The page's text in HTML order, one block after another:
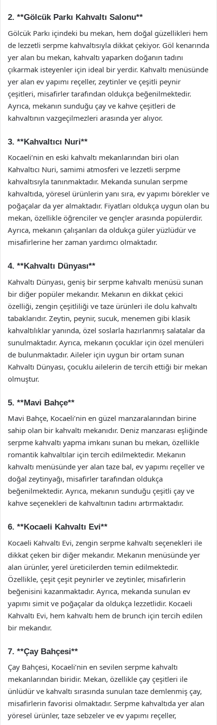
2. **Gölcük Parkı Kahvaltı Salonu**
Gölcük Parkı içindeki bu mekan, hem doğal güzellikleri hem
de lezzetli serpme kahvaltısıyla dikkat çekiyor. Göl kenarında
yer alan bu mekan, kahvaltı yaparken doğanın tadını
çıkarmak isteyenler için ideal bir yerdir. Kahvaltı menüsünde
yer alan ev yapımı reçeller, zeytinler ve çeşitli peynir
çeşitleri, misafirler tarafından oldukça beğenilmektedir.
Ayrıca, mekanın sunduğu çay ve kahve çeşitleri de
kahvaltının vazgeçilmezleri arasında yer alıyor.
3. **Kahvaltıcı Nuri**
Kocaeli’nin en eski kahvaltı mekanlarından biri olan
Kahvaltıcı Nuri, samimi atmosferi ve lezzetli serpme
kahvaltısıyla tanınmaktadır. Mekanda sunulan serpme
kahvaltıda, yöresel ürünlerin yanı sıra, ev yapımı börekler ve
poğaçalar da yer almaktadır. Fiyatları oldukça uygun olan bu
mekan, özellikle öğrenciler ve gençler arasında popülerdir.
Ayrıca, mekanın çalışanları da oldukça güler yüzlüdür ve
misafirlerine her zaman yardımcı olmaktadır.
4. **Kahvaltı Dünyası**
Kahvaltı Dünyası, geniş bir serpme kahvaltı menüsü sunan
bir diğer popüler mekandır. Mekanın en dikkat çekici
özelliği, zengin çeşitliliği ve taze ürünleri ile dolu kahvaltı
tabaklarıdır. Zeytin, peynir, sucuk, menemen gibi klasik
kahvaltılıklar yanında, özel soslarla hazırlanmış salatalar da
sunulmaktadır. Ayrıca, mekanın çocuklar için özel menüleri
de bulunmaktadır. Aileler için uygun bir ortam sunan
Kahvaltı Dünyası, çocuklu ailelerin de tercih ettiği bir mekan
olmuştur.
5. **Mavi Bahçe**
Mavi Bahçe, Kocaeli’nin en güzel manzaralarından birine
sahip olan bir kahvaltı mekanıdır. Deniz manzarası eşliğinde
serpme kahvaltı yapma imkanı sunan bu mekan, özellikle
romantik kahvaltılar için tercih edilmektedir. Mekanın
kahvaltı menüsünde yer alan taze bal, ev yapımı reçeller ve
doğal zeytinyağı, misafirler tarafından oldukça
beğenilmektedir. Ayrıca, mekanın sunduğu çeşitli çay ve
kahve seçenekleri de kahvaltının tadını artırmaktadır.
6. **Kocaeli Kahvaltı Evi**
Kocaeli Kahvaltı Evi, zengin serpme kahvaltı seçenekleri ile
dikkat çeken bir diğer mekandır. Mekanın menüsünde yer
alan ürünler, yerel üreticilerden temin edilmektedir.
Özellikle, çeşit çeşit peynirler ve zeytinler, misafirlerin
beğenisini kazanmaktadır. Ayrıca, mekanda sunulan ev
yapımı simit ve poğaçalar da oldukça lezzetlidir. Kocaeli
Kahvaltı Evi, hem kahvaltı hem de brunch için tercih edilen
bir mekandır.
7. **Çay Bahçesi**
Çay Bahçesi, Kocaeli’nin en sevilen serpme kahvaltı
mekanlarından biridir. Mekan, özellikle çay çeşitleri ile
ünlüdür ve kahvaltı sırasında sunulan taze demlenmiş çay,
misafirlerin favorisi olmaktadır. Serpme kahvaltıda yer alan
yöresel ürünler, taze sebzeler ve ev yapımı reçeller,